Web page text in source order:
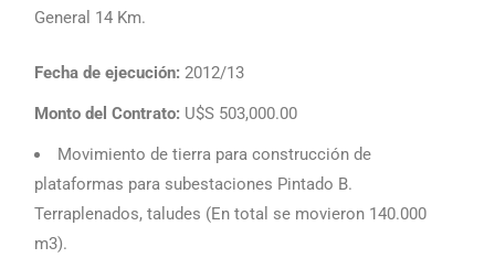
General 14 Km.
Fecha de ejecución: 2012/13​​
Monto del Contrato: U$S 503,000.00
Movimiento de tierra para construcción de
plataformas para subestaciones Pintado B.
Terraplenados, taludes (En total se movieron 140.000
m3).